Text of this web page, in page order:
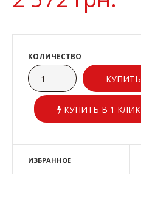
КОЛИЧЕСТВО
КУПИТЬ В 1 КЛИК
ИЗБРАННОЕ